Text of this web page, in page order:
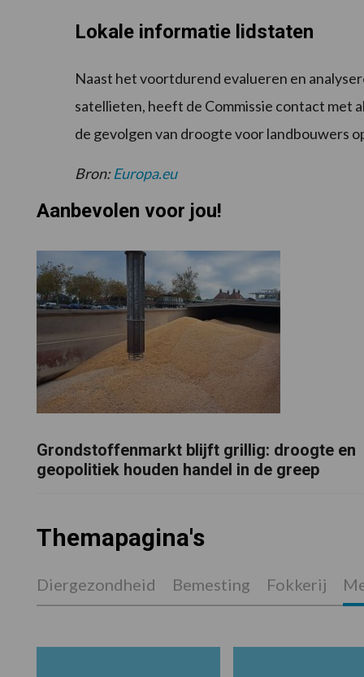
Lokale informatie lidstaten
Naast het voortdurend evalueren en
satellieten, heeft de Commissie contact met
de gevolgen van droogte voor landbouwers
Bron:Europa.eu
Aanbevolen voor jou!
Grondstoffenmarkt blijft grillig: droogte en
geopolitiek houden handel in de greep
Themapagina's
Diergezondheid Bemesting Fokkerij